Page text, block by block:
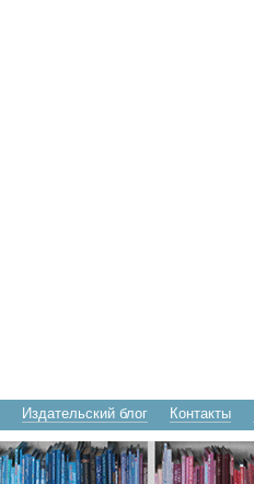
Издательский блог Контакты